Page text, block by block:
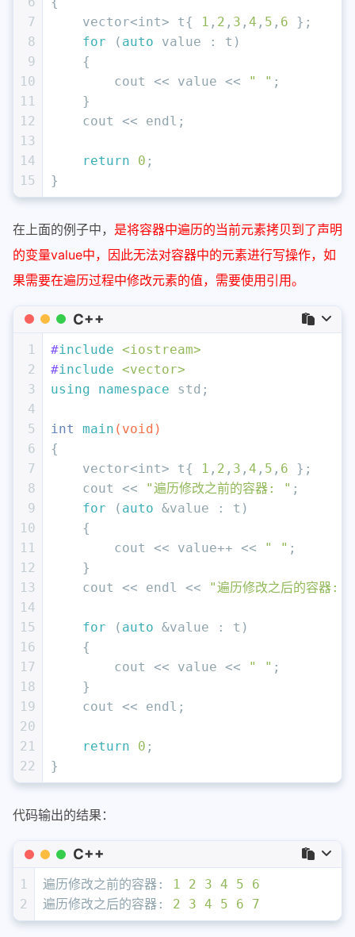
7
8
9
10
11
12
13
14
15
    vector<
int> t{ 1 , 2 , 3 , 4 , 5 , 6 };
for ( auto value : t)
    {
        cout << value <<
" " ;
    }
    cout << endl;
return 0 ;
}
在上面的例子中， 是将容器中遍历的当前元素拷贝到了声明
的变量value中，因此无法对容器中的元素进行写操作，如
果需要在遍历过程中修改元素的值，需要使用引用。
C++
1
2
3
4
5
6
7
8
9
10
11
12
13
14
15
16
17
18
19
20
21
22
#include <iostream>
#include <vector>
using
namespace std;
int main ( void )
{
    vector<
int> t{ 1 , 2 , 3 , 4 , 5 , 6 };
    cout <<
"遍历修改之前的容器: " ;
for ( auto &value : t)
    {
        cout << value++ <<
" " ;
    }
    cout << endl <<
"遍历修改之后的容器: "
for ( auto &value : t)
    {
        cout << value <<
" " ;
    }
    cout << endl;
return 0 ;
}
代码输出的结果：
C++
1
2
遍历修改之前的容器: 1 2 3 4 5
6
遍历修改之后的容器: 2 3 4 5 6 7